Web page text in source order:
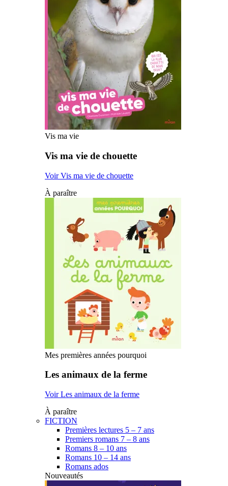
Vis ma vie
Vis ma vie de chouette
Voir Vis ma vie de chouette
À paraître
Mes premières années pourquoi
Les animaux de la ferme
Voir Les animaux de la ferme
À paraître
FICTION
Premières lectures 5 – 7 ans
Premiers romans 7 – 8 ans
Romans 8 – 10 ans
Romans 10 – 14 ans
Romans ados
Nouveautés